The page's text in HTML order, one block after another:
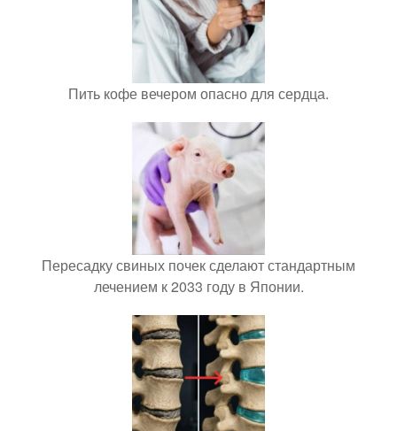
Пить кофе вечером опасно для сердца.
Пересадку свиных почек сделают стандартным
лечением к 2033 году в Японии.